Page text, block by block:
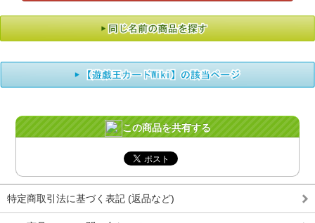
この商品を共有する
特定商取引法に基づく表記 (返品など)